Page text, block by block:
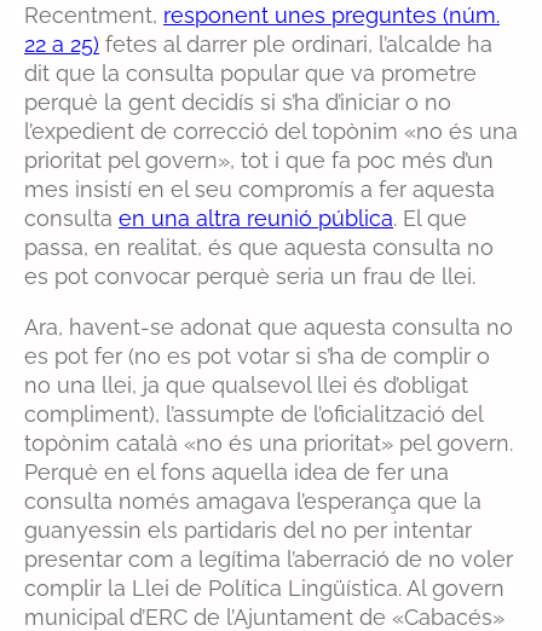
Recentment, responent unes preguntes (núm.
22 a 25) fetes al darrer ple ordinari, l’alcalde ha
dit que la consulta popular que va prometre
perquè la gent decidís si s’ha d’iniciar o no
l’expedient de correcció del topònim «no és una
prioritat pel govern», tot i que fa poc més d’un
mes insistí en el seu compromís a fer aquesta
consulta en una altra reunió pública. El que
passa, en realitat, és que aquesta consulta no
es pot convocar perquè seria un frau de llei.
Ara, havent-se adonat que aquesta consulta no
es pot fer (no es pot votar si s’ha de complir o
no una llei, ja que qualsevol llei és d’obligat
compliment), l’assumpte de l’oficialització del
topònim català «no és una prioritat» pel govern.
Perquè en el fons aquella idea de fer una
consulta només amagava l’esperança que la
guanyessin els partidaris del no per intentar
presentar com a legítima l’aberració de no voler
complir la Llei de Política Lingüística. Al govern
municipal d’ERC de l’Ajuntament de «Cabacés»